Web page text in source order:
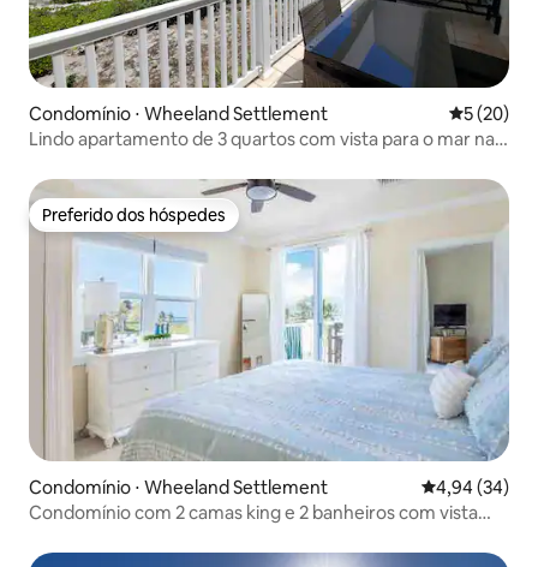
Condomínio ⋅ Wheeland Settlement 5 de uma
5 (20)
Lindo apartamento de 3 quartos com vista para o mar na
Preferido dos hóspedes
Preferido dos hóspedes
Condomínio ⋅ Wheeland Settlement 4,94 de uma
4,94 (34)
Condomínio com 2 camas king e 2 banheiros com vista